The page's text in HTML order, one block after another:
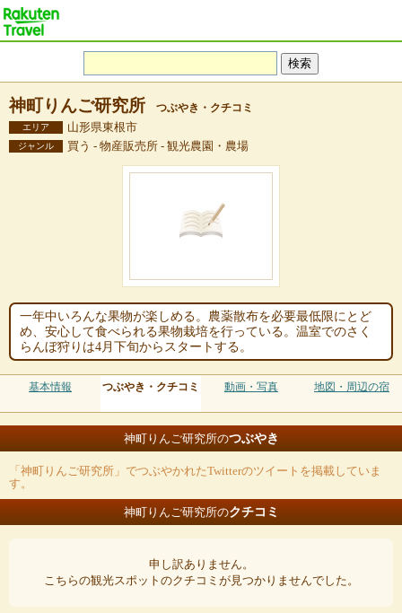
神町りんご研究所 つぶやき・クチコミ
エリア 山形県東根市
ジャンル 買う - 物産販売所 - 観光農園・農場
一年中いろんな果物が楽しめる。農薬散布を必要最低限にとど
め、安心して食べられる果物栽培を行っている。温室でのさく
らんぼ狩りは4月下旬からスタートする。
基本情報 つぶやき・クチコミ 動画・写真 地図・周辺の宿
神町りんご研究所のつぶやき
「神町りんご研究所」でつぶやかれたTwitterのツイートを掲載していま
す。
神町りんご研究所のクチコミ
申し訳ありません。
こちらの観光スポットのクチコミが見つかりませんでした。